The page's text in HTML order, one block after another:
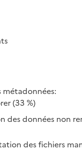
métadonnées:
(33 %)
des données non
des fichiers